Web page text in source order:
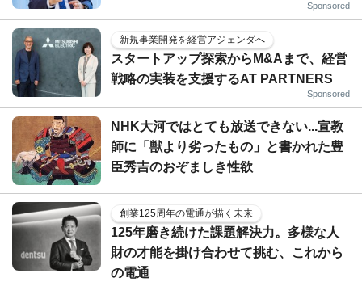
Sponsored
新規事業開発を経営アジェンダへ
スタートアップ探索からM&Aまで、経営
戦略の実装を支援するAT PARTNERS
Sponsored
NHK大河ではとても放送できない...宣教
師に「獣より劣ったもの」と書かれた豊
臣秀吉のおぞましき性欲
創業125周年の電通が描く未来
125年磨き続けた課題解決力。多様な人
財の才能を掛け合わせて挑む、これから
の電通